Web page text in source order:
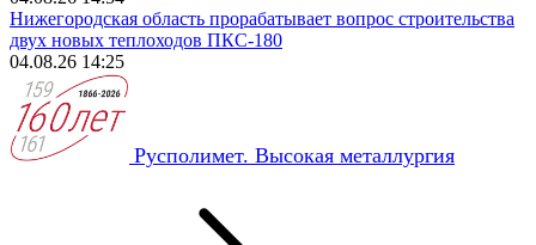
Нижегородская область прорабатывает вопрос строительства
двух новых теплоходов ПКС‑180
04.08.26 14:25
Русполимет. Высокая металлургия